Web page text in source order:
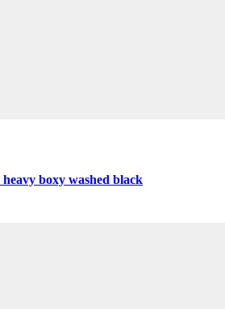
boxy washed black